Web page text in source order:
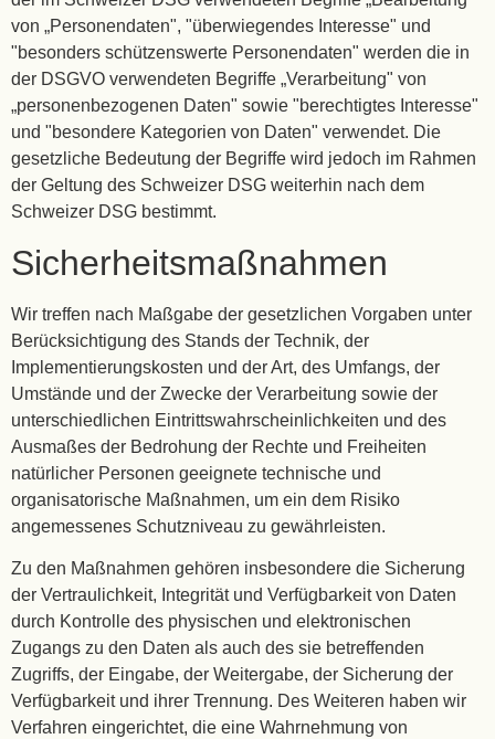
von „Personendaten", "überwiegendes Interesse" und
"besonders schützenswerte Personendaten" werden die in
der DSGVO verwendeten Begriffe „Verarbeitung" von
„personenbezogenen Daten" sowie "berechtigtes Interesse"
und "besondere Kategorien von Daten" verwendet. Die
gesetzliche Bedeutung der Begriffe wird jedoch im Rahmen
der Geltung des Schweizer DSG weiterhin nach dem
Schweizer DSG bestimmt.
Sicherheitsmaßnahmen
Wir treffen nach Maßgabe der gesetzlichen Vorgaben unter
Berücksichtigung des Stands der Technik, der
Implementierungskosten und der Art, des Umfangs, der
Umstände und der Zwecke der Verarbeitung sowie der
unterschiedlichen Eintrittswahrscheinlichkeiten und des
Ausmaßes der Bedrohung der Rechte und Freiheiten
natürlicher Personen geeignete technische und
organisatorische Maßnahmen, um ein dem Risiko
angemessenes Schutzniveau zu gewährleisten.
Zu den Maßnahmen gehören insbesondere die Sicherung
der Vertraulichkeit, Integrität und Verfügbarkeit von Daten
durch Kontrolle des physischen und elektronischen
Zugangs zu den Daten als auch des sie betreffenden
Zugriffs, der Eingabe, der Weitergabe, der Sicherung der
Verfügbarkeit und ihrer Trennung. Des Weiteren haben wir
Verfahren eingerichtet, die eine Wahrnehmung von